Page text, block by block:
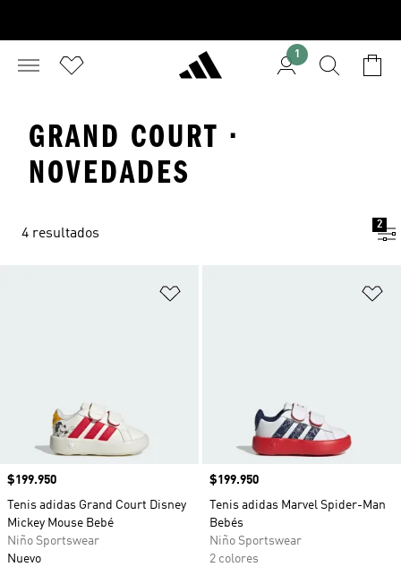
1
GRAND COURT ·
NOVEDADES
4 resultados
2
Precio
$199.950
Tenis adidas Grand Court Disney
Mickey Mouse Bebé
Niño Sportswear
Nuevo
Precio
$199.950
Tenis adidas Marvel Spider-Man
Bebés
Niño Sportswear
2 colores